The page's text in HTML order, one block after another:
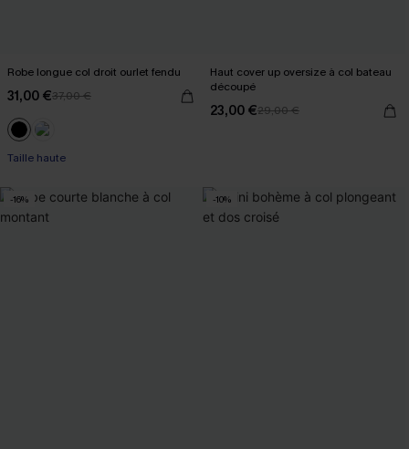
Robe longue col droit ourlet fendu
31,00 €37,00 €
Taille haute
Haut cover up oversize à col bateau
découpé
23,00 €29,00 €
-16% -10%